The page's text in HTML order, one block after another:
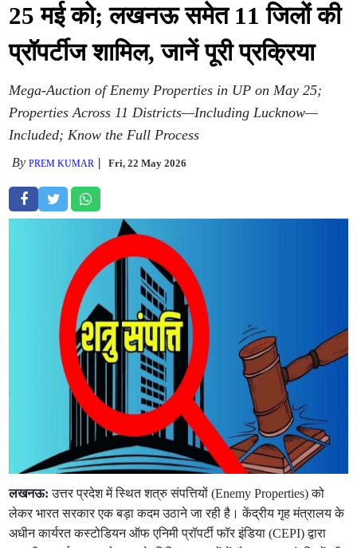
25 मई को; लखनऊ समेत 11 जिलों की
प्रॉपर्टीज शामिल, जानें पूरी प्रक्रिया
Mega-Auction of Enemy Properties in UP on May 25;
Properties Across 11 Districts—Including Lucknow—
Included; Know the Full Process
ByPREM KUMAR Fri, 22 May 2026
लखनऊ: उत्तर प्रदेश में स्थित शत्रु संपत्तियों (Enemy Properties) को
लेकर भारत सरकार एक बड़ा कदम उठाने जा रही है। केंद्रीय गृह मंत्रालय के
अधीन कार्यरत कस्टोडियन ऑफ एनिमी प्रॉपर्टी फॉर इंडिया (CEPI) द्वारा